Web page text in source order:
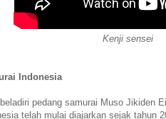
Kenji sensei
Indonesia
pedang samurai Muso Jikiden
telah mulai diajarkan sejak tahun